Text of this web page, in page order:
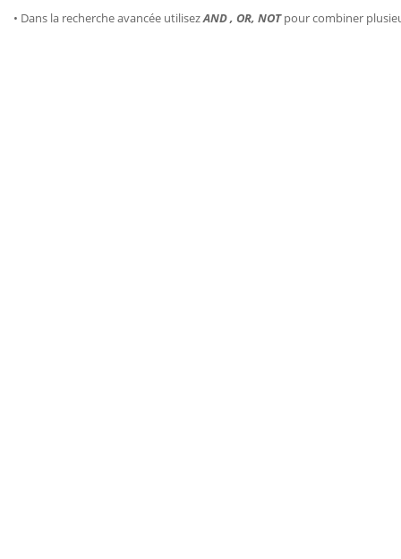
• Dans la recherche avancée utilisezAND , OR, NOTpour combiner